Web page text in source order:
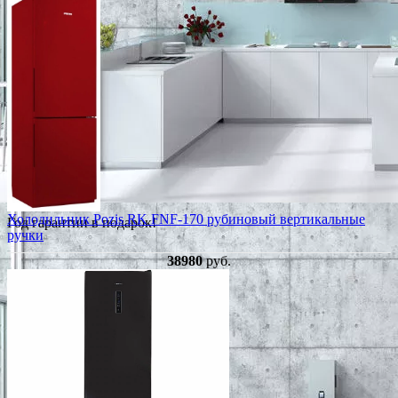
Год гарантии в подарок!
Холодильник Pozis RK FNF-170 рубиновый вертикальные
ручки
38980руб.